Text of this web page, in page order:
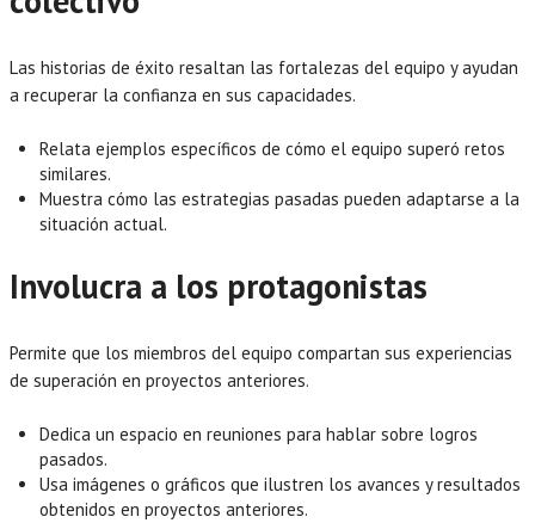
Las historias de éxito resaltan las fortalezas del equipo y ayudan
a recuperar la confianza en sus capacidades.
Relata ejemplos específicos de cómo el equipo superó retos
similares.
Muestra cómo las estrategias pasadas pueden adaptarse a la
situación actual.
Involucra a los protagonistas
Permite que los miembros del equipo compartan sus experiencias
de superación en proyectos anteriores.
Dedica un espacio en reuniones para hablar sobre logros
pasados.
Usa imágenes o gráficos que ilustren los avances y resultados
obtenidos en proyectos anteriores.